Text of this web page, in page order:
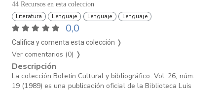
44 Recursos en esta coleccion
Literatura Lenguaje Lenguaje Lenguaje
0,0
Califica y comenta esta colección ❭
Ver comentarios (0) ❭
Descripción
La colección Boletín Cultural y bibliográfico: Vol. 26, núm.
19 (1989) es una publicación oficial de la Biblioteca Luis